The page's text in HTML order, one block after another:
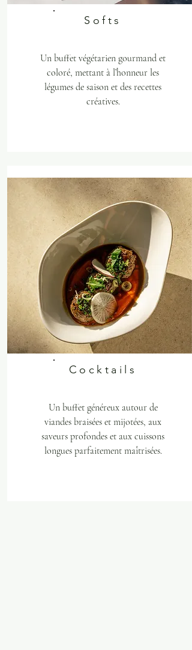
Softs
Un buffet végétarien gourmand et
coloré, mettant à l’honneur les
légumes de saison et des recettes
créatives.
Cocktails
Un buffet généreux autour de
viandes braisées et mijotées, aux
saveurs profondes et aux cuissons
longues parfaitement maîtrisées.